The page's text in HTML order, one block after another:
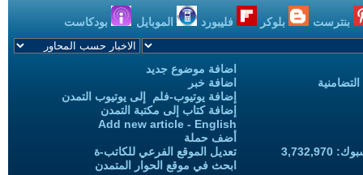
بنترست بلوكر فليبورد الموبايل بودكاست
اضافة موضوع جديد
اضافة خبر
إضافة يوتيوب-فلم إلى يوتيوب التمدن
إضافة كتاب إلى مكتبة التمدن
Add new article - English
أضف حملة
تعديل الموقع الفرعي للكاتب-ة
ابحث في موقع الحوار المتمدن